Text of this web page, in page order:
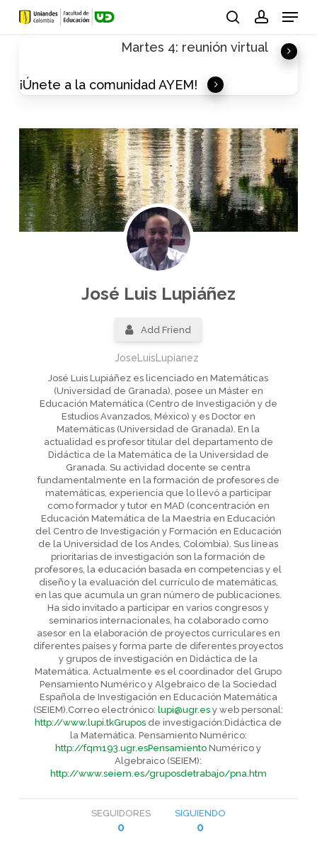
Skip
Menu
Martes 4: reunión virtual
¡Únete a la comunidad AYEM!
José Luis Lupiáñez
Add Friend
JoseLuisLupianez
José Luis Lupiáñez es licenciado en Matemáticas
(Universidad de Granada), posee un Máster en
Educación Matemática (Centro de Investigación y de
Estudios Avanzados, México) y es Doctor en
Matemáticas (Universidad de Granada). En la
actualidad es profesor titular del departamento de
Didáctica de la Matemática de la Universidad de
Granada. Su actividad docente se centra
fundamentalmente en la formación de profesores de
matemáticas, experiencia que lo llevó a participar
como formador y tutor en MAD (concentración en
Educación Matemática de la Maestría en Educación
del Centro de Investigación y Formación en Educación
de la Universidad de los Andes, Colombia). Sus líneas
prioritarias de investigación son la formación de
profesores, la educación basada en competencias y el
diseño y la evaluación del currículo de matemáticas,
en las que acumula un gran número de publicaciones.
Ha sido invitado a participar en varios congresos y
seminarios internacionales, ha colaborado como
asesor en la elaboración de proyectos curriculares en
diferentes países y forma parte de diferentes proyectos
y grupos de investigación en Didáctica de la
Matemática. Actualmente es el coordinador del Grupo
Pensamiento Numérico y Algebraico de la Sociedad
Española de Investigación en Educación Matemática
(SEIEM).Correo electrónico:lupi@ugr.es y web personal:
http://www.lupi.tkGrupos de investigación:Didáctica de
la Matemática. Pensamiento Numérico:
http://fqm193.ugr.esPensamiento Numérico y
Algebraico (SEIEM):
http://www.seiem.es/gruposdetrabajo/pna.htm
SEGUIDORES
0
SIGUIENDO
0